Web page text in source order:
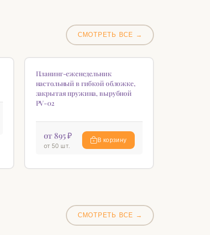
СМОТРЕТЬ ВСЕ →
Планинг-еженедельник
настольный в гибкой обложке,
закрытая пружина, вырубной
PV-02
от 895 ₽
от 50 шт.
В корзину
СМОТРЕТЬ ВСЕ →